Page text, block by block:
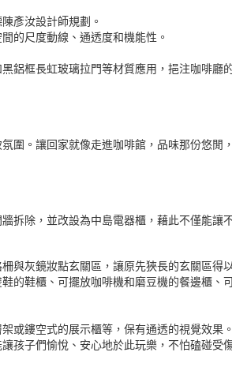
彥汝設計師規劃。
的尺度動線、通透度和機能性。
鋁框長虹玻璃拉門等材質應用，挹注咖啡廳
圍。讓回家就像走進咖啡館，品味那份悠閒
拆除，並改設為中島電器櫃，藉此不僅能讓
與灰鏡妝點玄關區，讓原先狹長的玄關區得
的鞋櫃、可擺放咖啡機和磨豆機的餐邊櫃、
或鏤空式的展示櫃等，保有通透的視覺效果
孩子們愉悅、安心地於此玩樂，不怕磕碰受